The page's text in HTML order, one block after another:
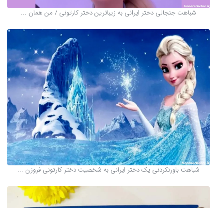
شباهت جنجالی دختر ایرانی به زیباترین دختر کارتونی / من همان ...
شباهت باورنکردنی یک دختر ایرانی به شخصیت دختر کارتونی فروزن ...